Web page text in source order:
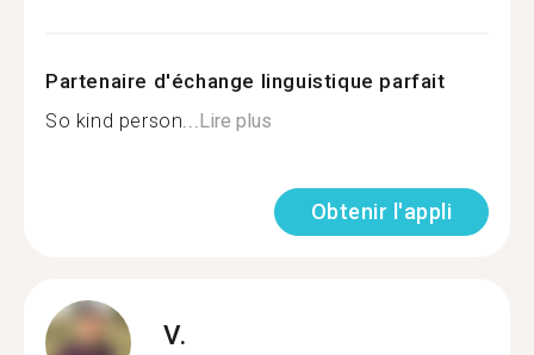
Partenaire d'échange linguistique parfait
So kind person...Lire plus
Obtenir l'appli
V.